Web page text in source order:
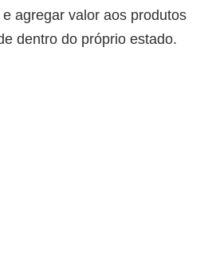
agregar valor aos produtos
dentro do próprio estado.